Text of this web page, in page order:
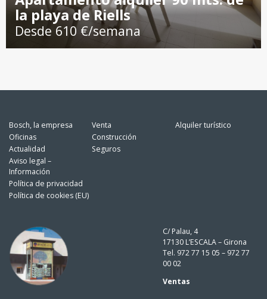
la playa de Riells
Desde 610 €/semana
Bosch, la empresa
Oficinas
Actualidad
Aviso legal –
Información
Política de privacidad
Política de cookies (EU)
Venta
Construcción
Seguros
Alquiler turístico
C/ Palau, 4
17130 L’ESCALA – Girona
Tel. 972 77 15 05 – 972 77
00 02
Ventas